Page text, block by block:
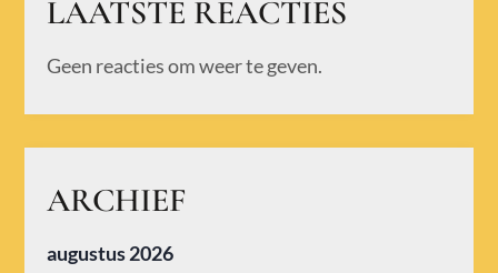
LAATSTE REACTIES
Geen reacties om weer te geven.
ARCHIEF
augustus 2026